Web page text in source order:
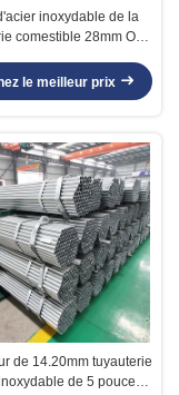
inoxydable de la
comestible 28mm OD
comestible solides
solubles
le meilleur prix
de 14.20mm tuyauterie
de 5 pouces,